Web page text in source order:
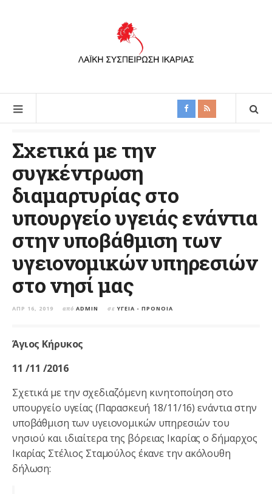
Σχετικά με την
συγκέντρωση
διαμαρτυρίας στο
υπουργείο υγειάς ενάντια
στην υποβάθμιση των
υγειονομικών υπηρεσιών
στο νησί μας
ΑΠΡ 16, 2019 από ADMIN σε ΥΓΕΊΑ - ΠΡΌΝΟΙΑ
Άγιος Κήρυκος
11 /11 /2016
Σχετικά με την σχεδιαζόμενη κινητοποίηση στο
υπουργείο υγείας (Παρασκευή 18/11/16) ενάντια στην
υποβάθμιση των υγειονομικών υπηρεσιών του
νησιού και ιδιαίτερα της βόρειας Ικαρίας ο δήμαρχος
Ικαρίας Στέλιος Σταμούλος έκανε την ακόλουθη
δήλωση: